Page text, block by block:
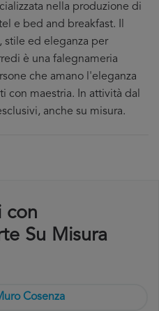
nella produzione di
e bed and breakfast. Il
stile ed eleganza per
è una falegnameria
che amano l'eleganza
con maestria. In attività dal
anche su misura.
con
Su Misura
Cosenza